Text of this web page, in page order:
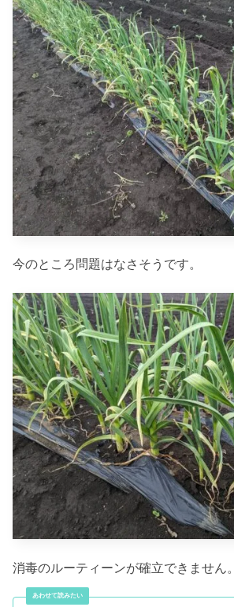
今のところ問題はなさそうです。
消毒のルーティーンが確立できません。